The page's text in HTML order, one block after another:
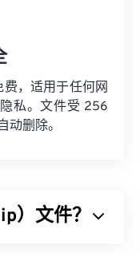
费，适用于任何网
私。文件受 256
删除。
）文件？